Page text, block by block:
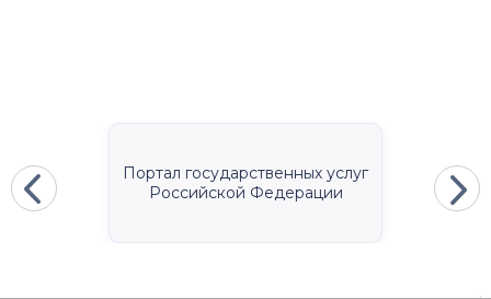
Портал государственных услуг
Российской Федерации